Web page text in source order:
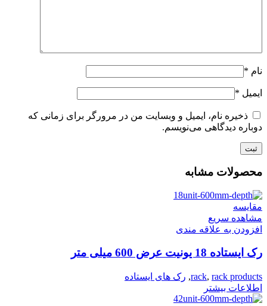
نام *
ایمیل *
ذخیره نام، ایمیل و وبسایت من در مرورگر برای زمانی که
دوباره دیدگاهی می‌نویسم.
محصولات مشابه
مقایسه
مشاهده سریع
افزودن به علاقه مندی
رک ایستاده 18 یونیت عرض 600 میلی متر
rack, rack products
, رک های ایستاده
اطلاعات بیشتر